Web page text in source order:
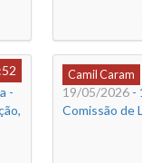
-
Camil Caram
19/05/2026-
Comissão de